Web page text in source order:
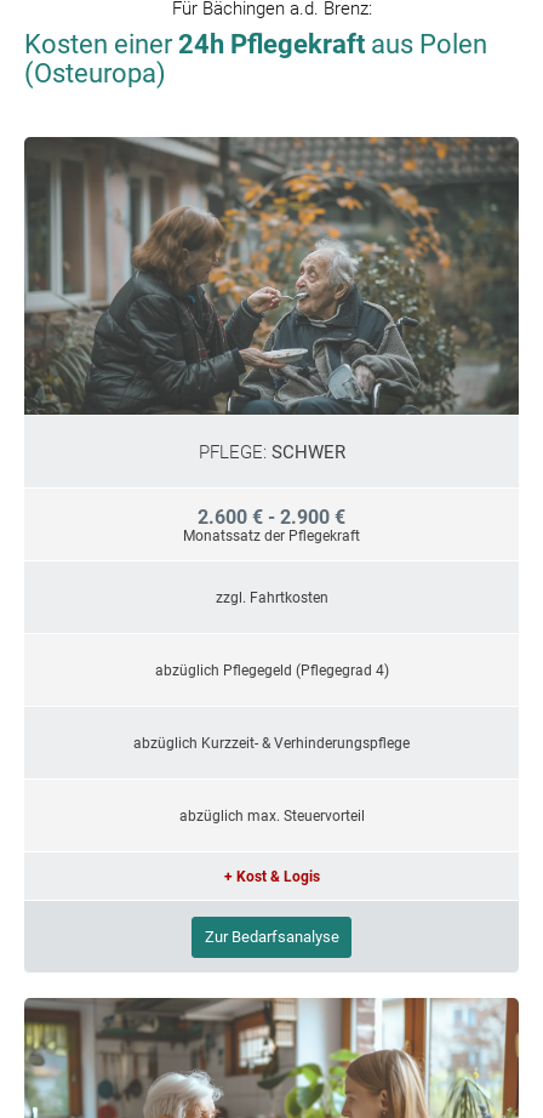
Für Bächingen a.d. Brenz:
Kosten einer24h Pflegekraft aus Polen
(Osteuropa)
PFLEGE: SCHWER
2.600 € - 2.900 €
Monatssatz der Pflegekraft
zzgl. Fahrtkosten
abzüglich Pflegegeld (Pflegegrad 4)
abzüglich Kurzzeit- & Verhinderungspflege
abzüglich max. Steuervorteil
+ Kost & Logis
Zur Bedarfsanalyse